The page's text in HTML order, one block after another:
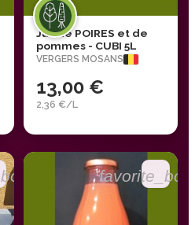
Jus de POIRES et de
pommes - CUBI 5L
VERGERS MOSANS
13,00 €
2,36 €/L